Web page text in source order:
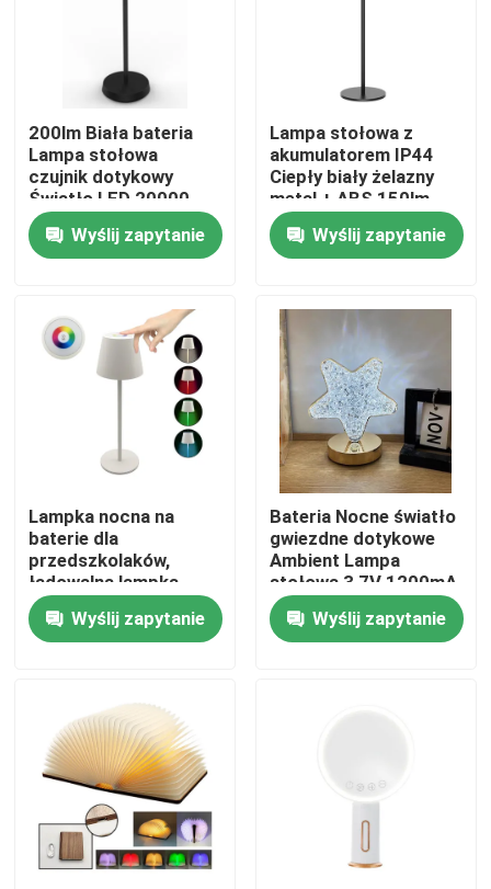
Dom
Produkty
Pokaz VR
O nas
Wycieczka po fabryce
Skontaktuj się z nami
Poprosić o wycenę
200lm Biała bateria
Lampa stołowa
czujnik dotykowy
Światło LED 20000
godzin żywotność
bateriiWyślij zapytanie
Lampa stołowa z
akumulatorem IP44
Ciepły biały żelazny
metal + ABS 150lm
Wyślij zapytanie
Lampka nocna na
baterie dla
przedszkolaków,
ładowalna lampka
stołowa RGB o mocy
200 lmWyślij zapytanie
Bateria Nocne światło
gwiezdne dotykowe
Ambient Lampa
stołowa 3,7V 1200mA
Wyślij zapytanie